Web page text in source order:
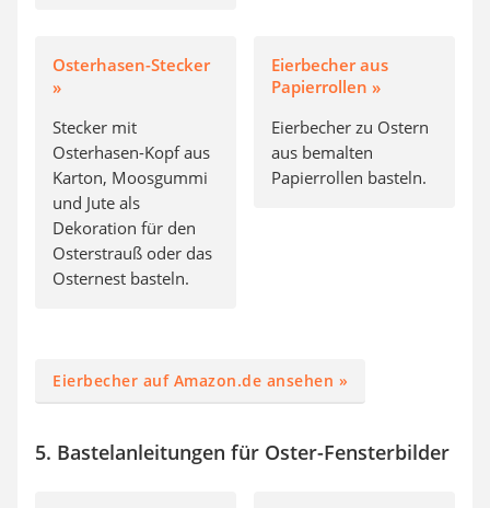
Osterhasen-Stecker
»
Stecker mit
Osterhasen-Kopf aus
Karton, Moosgummi
und Jute als
Dekoration für den
Osterstrauß oder das
Osternest basteln.
Eierbecher aus
Papierrollen »
Eierbecher zu Ostern
aus bemalten
Papierrollen basteln.
Eierbecher auf Amazon.de ansehen »
5. Bastelanleitungen für Oster-Fensterbilder